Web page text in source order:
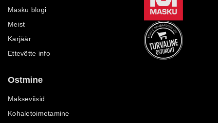
Masku blogi
Meist
Karjäär
Ettevõtte info
Ostmine
Makseviisid
Kohaletoimetamine